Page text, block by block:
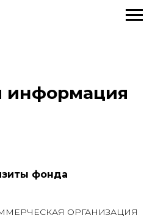
информация
фонда
ОРГАНИЗАЦИЯ